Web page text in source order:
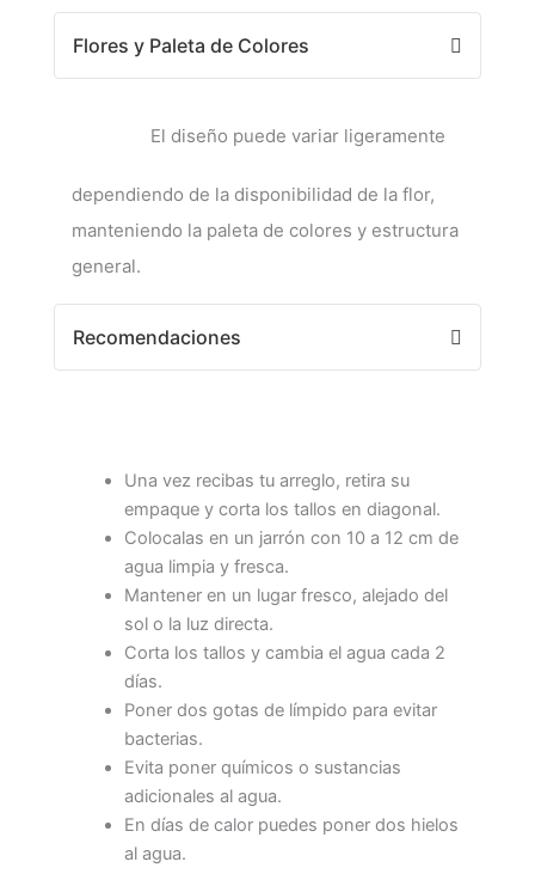
Flores y Paleta de Colores
El diseño puede variar ligeramente
dependiendo de la disponibilidad de la flor,
manteniendo la paleta de colores y estructura
general.
Recomendaciones
Una vez recibas tu arreglo, retira su
empaque y corta los tallos en diagonal.
Colocalas en un jarrón con 10 a 12 cm de
agua limpia y fresca.
Mantener en un lugar fresco, alejado del
sol o la luz directa.
Corta los tallos y cambia el agua cada 2
días.
Poner dos gotas de límpido para evitar
bacterias.
Evita poner químicos o sustancias
adicionales al agua.
En días de calor puedes poner dos hielos
al agua.